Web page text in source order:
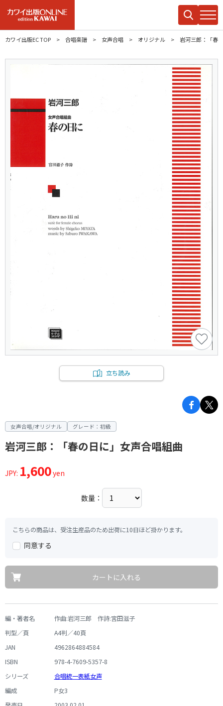
カワイ出版EC TOP 合唱楽譜 女声合唱 オリジナル 岩河三郎：「春
立ち読み
女声合唱/オリジナル グレード：初級
岩河三郎：「春の日に」女声合唱組曲
JPY: 1,600yen
数量：
こちらの商品は、受注生産品のため出荷に10日ほど掛かります。
同意する
カートに入れる
編・著者名
作曲:岩河三郎 作詩:宮田滋子
判型／頁
A4判／40頁
JAN
4962864884584
ISBN
978-4-7609-5357-8
シリーズ
合唱統一表紙女声
編成
P女3